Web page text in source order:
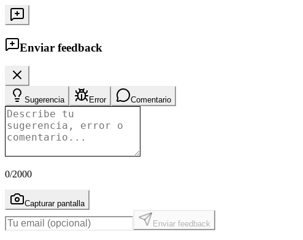
Enviar feedback
Sugerencia Error Comentario
0/2000
Capturar pantalla
Enviar feedback